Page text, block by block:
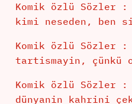
Komik özlü Sözler
kimi neseden, ben
Komik özlü Sözler
tartismayin, çünkü
Komik özlü Sözler
dünyanin kahrini